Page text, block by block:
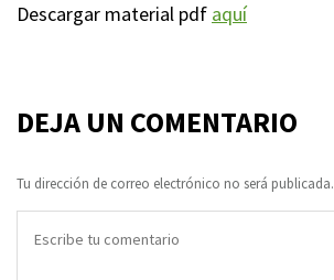
Descargar material pdf aquí
DEJA UN COMENTARIO
Tu dirección de correo electrónico no será publicada.